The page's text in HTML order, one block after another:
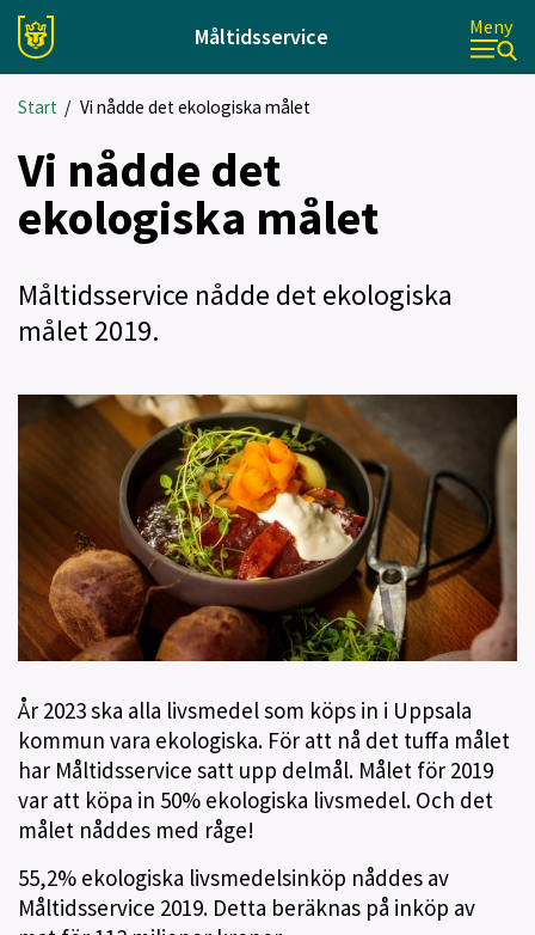
Måltidsservice Meny
Start / Vi nådde det ekologiska målet
Vi nådde det
ekologiska målet
Måltidsservice nådde det ekologiska
målet 2019.
År 2023 ska alla livsmedel som köps in i Uppsala
kommun vara ekologiska. För att nå det tuffa målet
har Måltidsservice satt upp delmål. Målet för 2019
var att köpa in 50% ekologiska livsmedel. Och det
målet nåddes med råge!
55,2% ekologiska livsmedelsinköp nåddes av
Måltidsservice 2019. Detta beräknas på inköp av